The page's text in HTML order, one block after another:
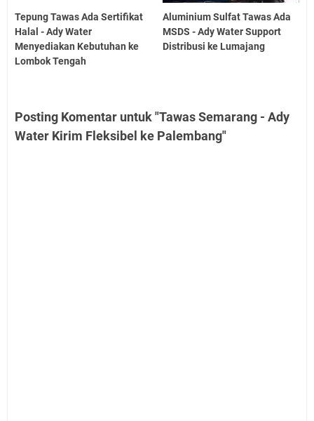
Tepung Tawas Ada Sertifikat
Halal - Ady Water
Menyediakan Kebutuhan ke
Lombok Tengah
Aluminium Sulfat Tawas Ada
MSDS - Ady Water Support
Distribusi ke Lumajang
Posting Komentar untuk "Tawas Semarang - Ady
Water Kirim Fleksibel ke Palembang"